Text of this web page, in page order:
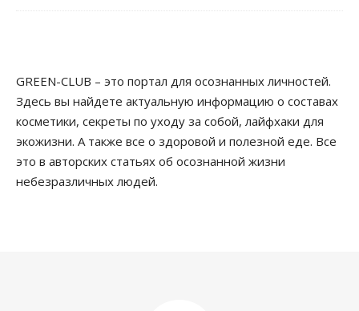
GREEN-CLUB – это портал для осознанных личностей.
Здесь вы найдете актуальную информацию о составах
косметики, секреты по уходу за собой, лайфхаки для
экожизни. А также все о здоровой и полезной еде. Все
это в авторских статьях об осознанной жизни
небезразличных людей.